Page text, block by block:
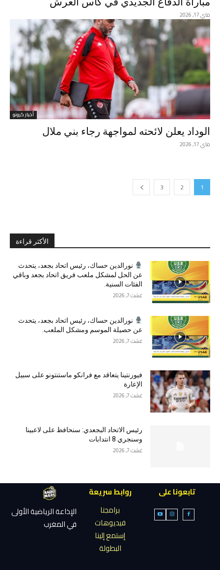
ماي 17, 2026
أخبار كرونو
الوداد يعلن لائحته لمواجهة رجاء بني ملال
ماي 17, 2026
1
2
3
الأكثر قراءة
نورالدين حساك، رئيس اتحاد بجعد، يتحدث
عن الحل لمشكل ملعب فريق اتحاد بجعد وباقي
الفئات السنية.
غشت 7, 2026
نورالدين حساك، رئيس اتحاد بجعد، يتحدث
عن حصيلة الموسم ومشكل الملعب.
غشت 7, 2026
فيورنتينا يتعاقد مع فرانكو ماستنتونو على سبيل
الإعارة
غشت 7, 2026
رئيس الاتحاد البجعدي: سنحافظ على لاعبينا
وسنجري 8 انتدابات
غشت 7, 2026
تابعونا على
روابط سريعة
برامجنا
فيديوهات
إستمع إلينا
البطولة
الإذاعة الرياضية الأولى
في المغرب